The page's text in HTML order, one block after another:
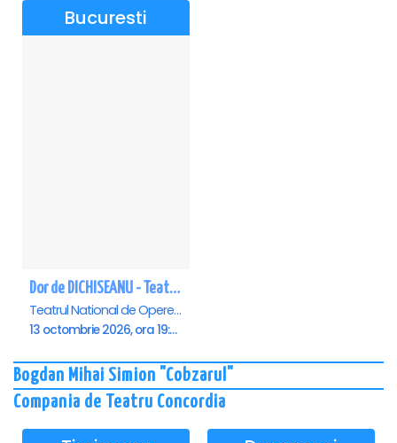
Bucuresti
Dor de DICHISEANU - Teatrul Național de Operetă și Musical „Ion Dacian"
Teatrul National de Opereta si Musical Ion Dacian, Bucuresti
13 octombrie 2026, ora 19:00
Bogdan Mihai Simion "Cobzarul"
Compania de Teatru Concordia